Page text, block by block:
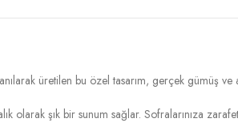
üretilen bu özel tasarım, gerçek gümüş
olarak şık bir sunum sağlar. Sofralarınıza